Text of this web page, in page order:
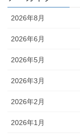
2026年8月
2026年6月
2026年5月
2026年3月
2026年2月
2026年1月